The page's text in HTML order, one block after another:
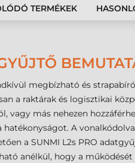
TERMÉKEK
megbízható és
a raktárak és logisztikai
vagy más nehezen
A
a SUNMI L2s PRO
anélkül, hogy a működését